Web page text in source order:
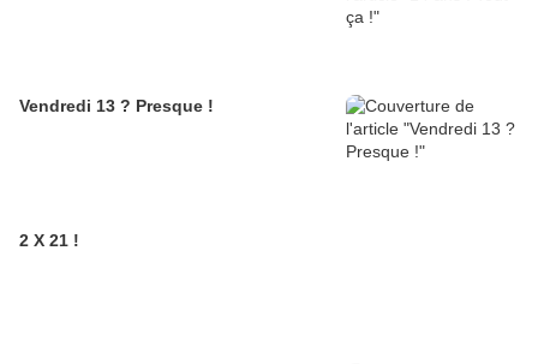
Vendredi 13 ? Presque !
2 X 21 !